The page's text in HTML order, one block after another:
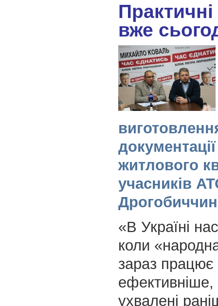
вже
житлового
учасників
«В Україні
коли
зараз працює
ефективніше,
ухвалені